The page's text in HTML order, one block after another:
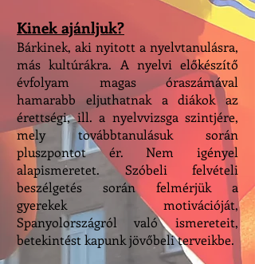
Kinek ajánljuk?
Bárkinek, aki nyitott a nyelvtanulásra,
más kultúrákra. A nyelvi előkészítő
évfolyam magas óraszámával
hamarabb eljuthatnak a diákok az
érettségi, ill. a nyelvvizsga szintjére,
mely továbbtanulásuk során
pluszpontot ér. Nem igényel
alapismeretet. Szóbeli felvételi
beszélgetés során felmérjük a
gyerekek motivációját,
Spanyolországról való ismereteit,
betekintést kapunk jövőbeli terveikbe.